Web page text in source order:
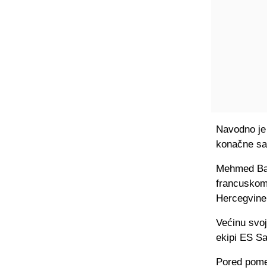
Navodno
konačne
Mehmed
Većinu
ekipi ES
Pored